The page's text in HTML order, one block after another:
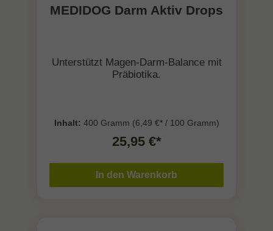
MEDIDOG Darm Aktiv Drops
Unterstützt Magen-Darm-Balance mit
Präbiotika.
Inhalt: 400 Gramm (6,49 €* / 100 Gramm)
25,95 €*
In den Warenkorb